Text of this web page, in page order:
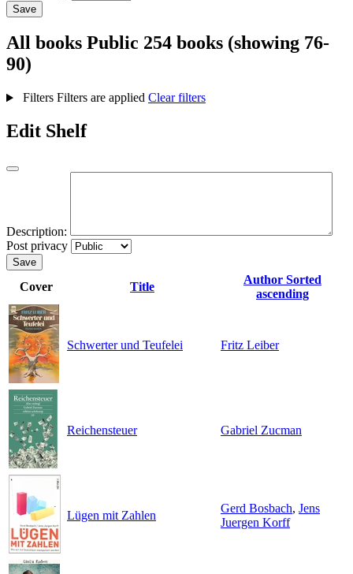
Save
All books Public 254 books (showing 76-
90)
Filters Filters are applied Clear filters
Edit Shelf
Description:
Post privacy
Save
Cover Title
Author Sorted
ascending
Schwerter und Teufelei Fritz Leiber
Reichensteuer Gabriel Zucman
Lügen mit Zahlen
Gerd Bosbach, Jens
Juergen Korff